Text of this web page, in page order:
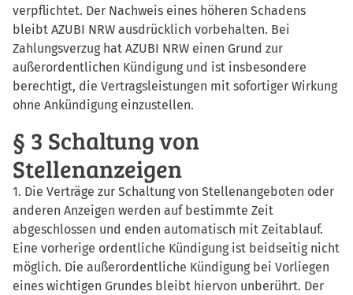
verpflichtet. Der Nachweis eines höheren Schadens
bleibt AZUBI NRW ausdrücklich vorbehalten. Bei
Zahlungsverzug hat AZUBI NRW einen Grund zur
außerordentlichen Kündigung und ist insbesondere
berechtigt, die Vertragsleistungen mit sofortiger Wirkung
ohne Ankündigung einzustellen.
§ 3 Schaltung von
Stellenanzeigen
1. Die Verträge zur Schaltung von Stellenangeboten oder
anderen Anzeigen werden auf bestimmte Zeit
abgeschlossen und enden automatisch mit Zeitablauf.
Eine vorherige ordentliche Kündigung ist beidseitig nicht
möglich. Die außerordentliche Kündigung bei Vorliegen
eines wichtigen Grundes bleibt hiervon unberührt. Der